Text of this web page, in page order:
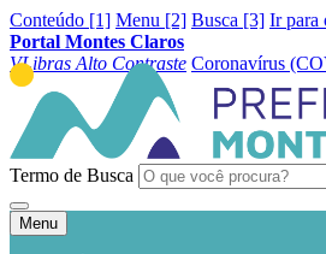
Conteúdo [1] Menu [2] Busca [3] Ir para
Portal Montes Claros
VLibras Alto Contraste Coronavírus
Termo de Busca
Menu